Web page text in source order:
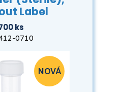
Label
ks
0710